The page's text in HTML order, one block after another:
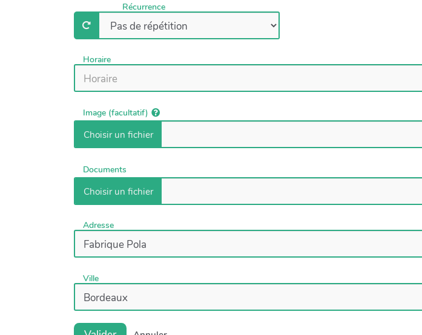
Récurrence
Horaire
Image (facultatif)
Documents
Adresse
Ville